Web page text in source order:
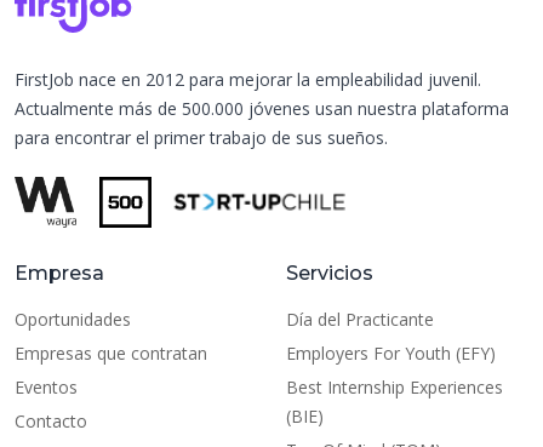
FirstJob nace en 2012 para mejorar la empleabilidad juvenil.
Actualmente más de 500.000 jóvenes usan nuestra plataforma
para encontrar el primer trabajo de sus sueños.
Empresa
Oportunidades
Empresas que contratan
Eventos
Contacto
Servicios
Día del Practicante
Employers For Youth (EFY)
Best Internship Experiences
(BIE)